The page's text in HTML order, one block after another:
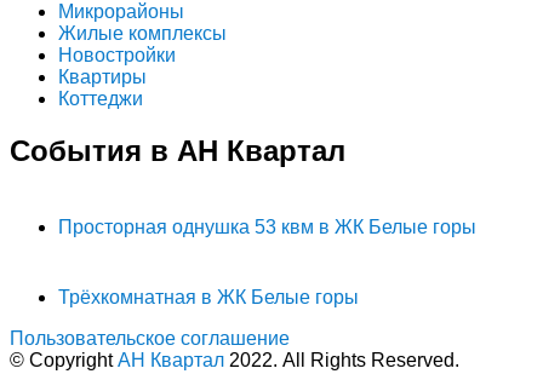
Микрорайоны
Жилые комплексы
Новостройки
Квартиры
Коттеджи
События в АН Квартал
Просторная однушка 53 квм в ЖК Белые горы
Трёхкомнатная в ЖК Белые горы
Пользовательское соглашение
© CopyrightАН Квартал 2022. All Rights Reserved.